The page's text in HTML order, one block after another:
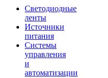
Светодиодные
ленты
Источники
питания
Системы
управления
и
автоматизации